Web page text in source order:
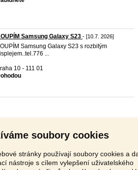
soubory cookies
stránky používají soubory cookies a
nástroje s cílem vylepšení uživatelského
Samsung Galaxy S23 - [10.7. 2026]
Samsung Galaxy S23 s rozbitým
...
10 - 111 01
Kontakt Reklama Ochrana údajů
výrazy
,Polsko , Rakousko